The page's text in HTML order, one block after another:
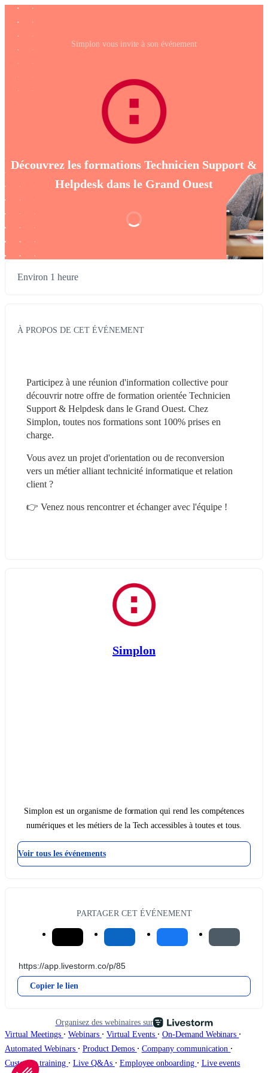
Simplon vous invite à son événement
Découvrez les formations Technicien Support &
Helpdesk dans le Grand Ouest
Environ 1 heure
À PROPOS DE CET ÉVÉNEMENT
Participez à une réunion d'information collective pour
découvrir notre offre de formation orientée Technicien
Support & Helpdesk dans le Grand Ouest. Chez
Simplon, toutes nos formations sont 100% prises en
charge.
Vous avez un projet d'orientation ou de reconversion
vers un métier alliant technicité informatique et relation
client ?
👉 Venez nous rencontrer et échanger avec l'équipe !
Simplon
Simplon est un organisme de formation qui rend les compétences
numériques et les métiers de la Tech accessibles à toutes et tous.
Voir tous les événements
PARTAGER CET ÉVÉNEMENT
Copier le lien
Organisez des webinaires sur
Virtual Meetings ∙ Webinars ∙ Virtual Events ∙ On-Demand Webinars ∙
Automated Webinars ∙ Product Demos ∙ Company communication ∙
Customer training ∙ Live Q&As ∙ Employee onboarding ∙ Live events